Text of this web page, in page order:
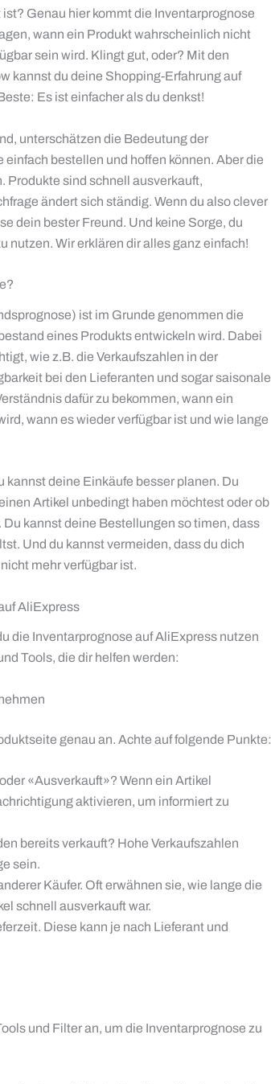
Genau hier kommt die Inventarprognose
wann ein Produkt wahrscheinlich nicht
sein wird. Klingt gut, oder? Mit den
kannst du deine Shopping-Erfahrung auf
Es ist einfacher als du denkst!
unterschätzen die Bedeutung der
bestellen und hoffen können. Aber die
Produkte sind schnell ausverkauft,
ändert sich ständig. Wenn du also clever
dein bester Freund. Und keine Sorge, du
nutzen. Wir erklären dir alles ganz einfach!
ist im Grunde genommen die
eines Produkts entwickeln wird. Dabei
wie z.B. die Verkaufszahlen in der
bei den Lieferanten und sogar saisonale
dafür zu bekommen, wann ein
wann es wieder verfügbar ist und wie lange
deine Einkäufe besser planen. Du
Artikel unbedingt haben möchtest oder ob
kannst deine Bestellungen so timen, dass
Und du kannst vermeiden, dass du dich
mehr verfügbar ist.
AliExpress
die Inventarprognose auf AliExpress nutzen
Tools, die dir helfen werden:
genau an. Achte auf folgende Punkte:
«Ausverkauft»? Wenn ein Artikel
aktivieren, um informiert zu
bereits verkauft? Hohe Verkaufszahlen
sein.
Käufer. Oft erwähnen sie, wie lange die
schnell ausverkauft war.
Diese kann je nach Lieferant und
und Filter an, um die Inventarprognose zu